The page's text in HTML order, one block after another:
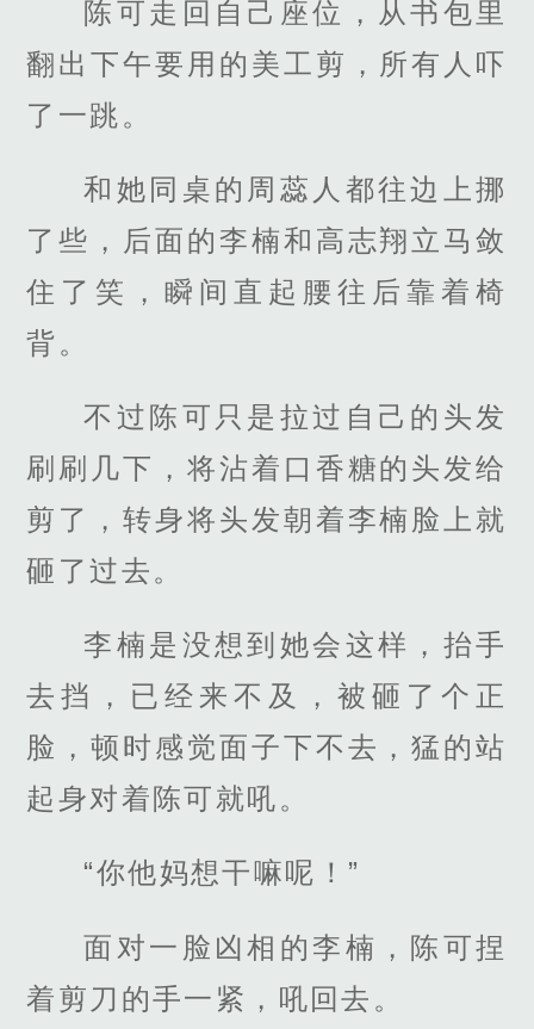
陈可走回自己座位，从书包里
翻出下午要用的美工剪，所有人吓
了一跳。
和她同桌的周蕊人都往边上挪
了些，后面的李楠和高志翔立马敛
住了笑，瞬间直起腰往后靠着椅
背。
不过陈可只是拉过自己的头发
刷刷几下，将沾着口香糖的头发给
剪了，转身将头发朝着李楠脸上就
砸了过去。
李楠是没想到她会这样，抬手
去挡，已经来不及，被砸了个正
脸，顿时感觉面子下不去，猛的站
起身对着陈可就吼。
“你他妈想干嘛呢！”
面对一脸凶相的李楠，陈可捏
着剪刀的手一紧，吼回去。